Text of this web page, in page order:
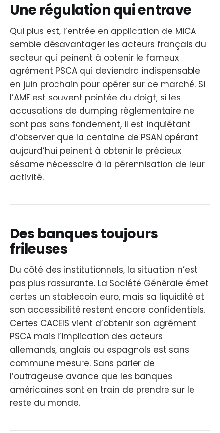
Une régulation qui entrave
Qui plus est, l’entrée en application de MiCA
semble désavantager les acteurs français du
secteur qui peinent à obtenir le fameux
agrément PSCA qui deviendra indispensable
en juin prochain pour opérer sur ce marché. Si
l’AMF est souvent pointée du doigt, si les
accusations de dumping règlementaire ne
sont pas sans fondement, il est inquiétant
d’observer que la centaine de PSAN opérant
aujourd’hui peinent à obtenir le précieux
sésame nécessaire à la pérennisation de leur
activité.
Des banques toujours
frileuses
Du côté des institutionnels, la situation n’est
pas plus rassurante. La Société Générale émet
certes un stablecoin euro, mais sa liquidité et
son accessibilité restent encore confidentiels.
Certes CACEIS vient d’obtenir son agrément
PSCA mais l’implication des acteurs
allemands, anglais ou espagnols est sans
commune mesure. Sans parler de
l’outrageuse avance que les banques
américaines sont en train de prendre sur le
reste du monde.